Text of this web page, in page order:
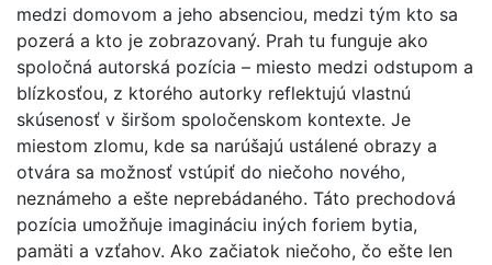
medzi domovom a jeho absenciou, medzi tým kto sa
pozerá a kto je zobrazovaný. Prah tu funguje ako
spoločná autorská pozícia – miesto medzi odstupom a
blízkosťou, z ktorého autorky reflektujú vlastnú
skúsenosť v širšom spoločenskom kontexte. Je
miestom zlomu, kde sa narúšajú ustálené obrazy a
otvára sa možnosť vstúpiť do niečoho nového,
neznámeho a ešte neprebádaného. Táto prechodová
pozícia umožňuje imagináciu iných foriem bytia,
pamäti a vzťahov. Ako začiatok niečoho, čo ešte len